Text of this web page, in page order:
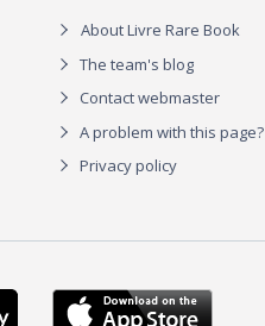
About Livre Rare Book
The team's blog
Contact webmaster
A problem with this page?
Privacy policy